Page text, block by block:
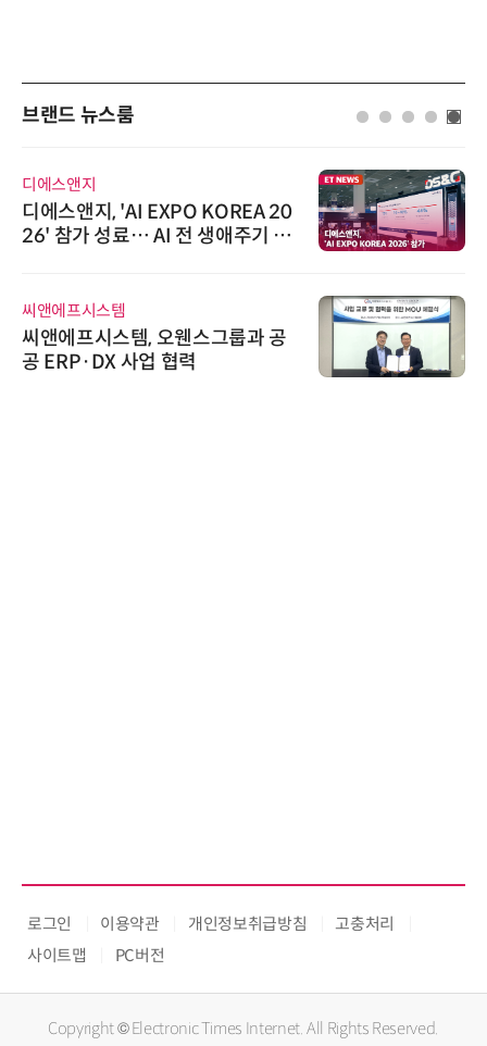
브랜드 뉴스룸
디에스앤지
디에스앤지, 'AI EXPO KOREA 20
26' 참가 성료… AI 전 생애주기 아
씨앤에프시스템
씨앤에프시스템, 오웬스그룹과 공
공 ERP·DX 사업 협력
로그인 이용약관 개인정보취급방침
고충처리
사이트맵
PC버전
Copyright © Electronic Times Internet. All Rights Reserved.